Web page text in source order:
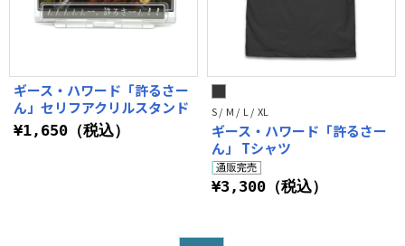
ギース・ハワード「許るさー
ん」セリフアクリルスタンド
¥1,650（税込）
S / M / L / XL
ギース・ハワード「許るさー
ん」 Tシャツ
¥3,300（税込）